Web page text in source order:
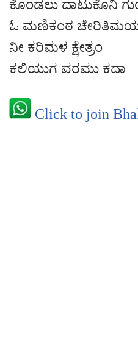
ಕೊಂಡಲು ದಾಟುಕೊನಿ
ಓ ಮಣಿಕಂಠ
ನೀ ಕರಿಮಳ ಕ್ಷೇತ್ರಂ
ಕಲಿಯುಗ ವರಮು ಕದಾ
Click to join